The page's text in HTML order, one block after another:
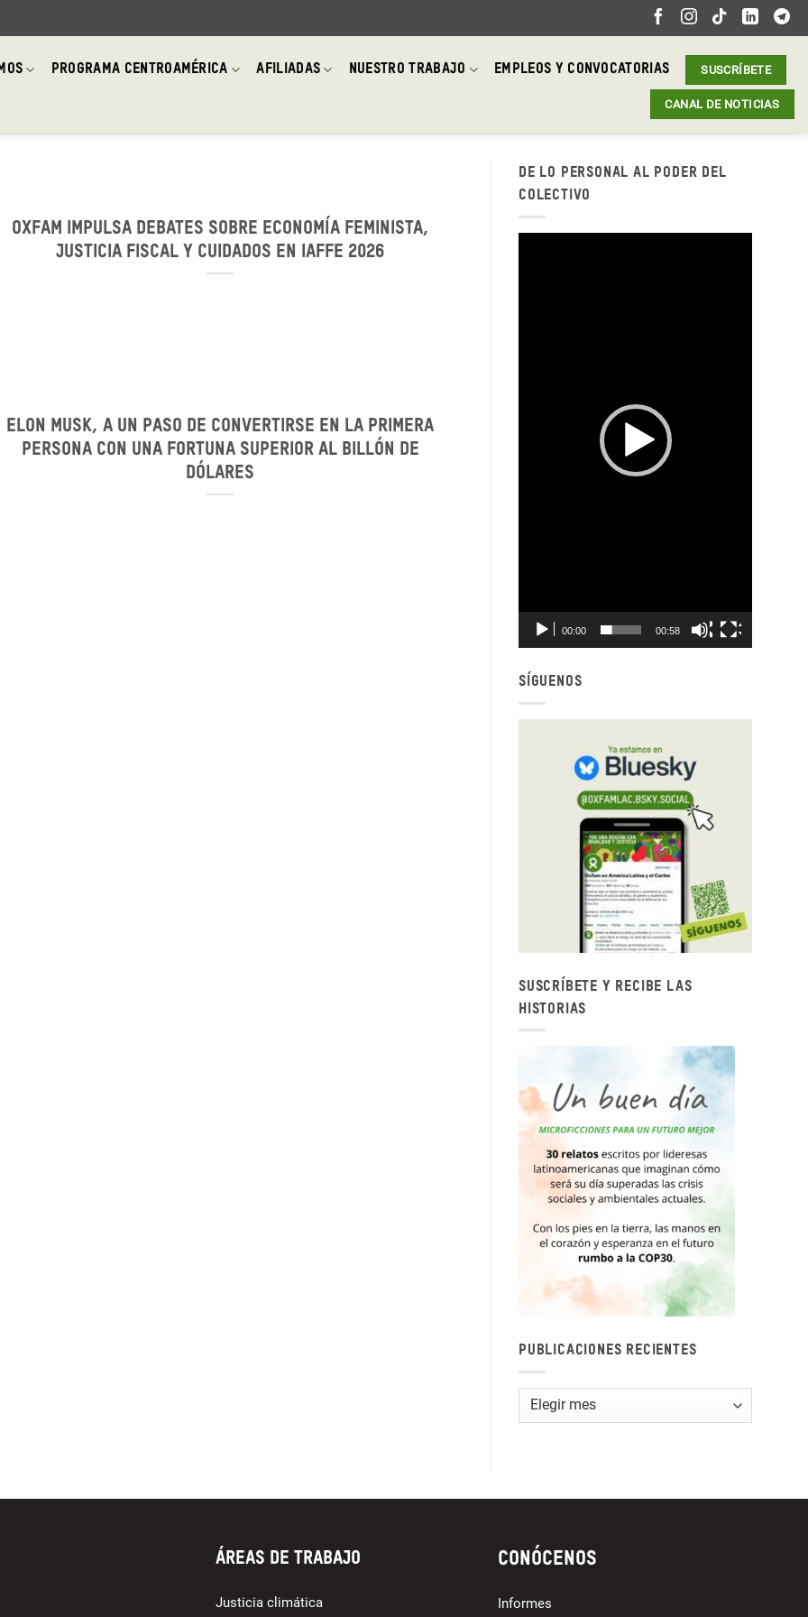
PROGRAMA CENTROAMÉRICA AFILIADAS NUESTRO TRABAJO EMPLEOS Y CONVOCATORIAS SUSCRÍBETE
CANAL DE NOTICIAS
Oxfam impulsa debates sobre economía feminista,
justicia fiscal y cuidados en IAFFE 2026
Elon Musk, a un paso de convertirse en la primera
persona con una fortuna superior al billón de
dólares
DE LO PERSONAL AL PODER DEL
COLECTIVO
00:00 00:58
SÍGUENOS
SUSCRÍBETE Y RECIBE LAS
HISTORIAS
PUBLICACIONES RECIENTES
Publicaciones
Áreas de trabajo
Justicia climática
Conócenos
Informes